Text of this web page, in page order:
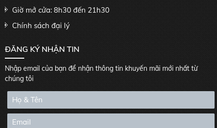
Giờ mở cửa: 8h30 đến 21h30
Chính sách đại lý
ĐĂNG KÝ NHẬN TIN
Nhập email của bạn để nhận thông tin khuyến mãi mới nhất từ
chúng tôi